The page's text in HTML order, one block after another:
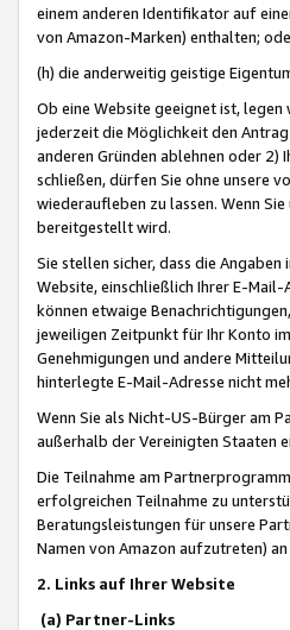
einem anderen Identifikator auf
von Amazon-Marken) enthalten;
(h) die anderweitig geistige
Ob eine Website geeignet ist,
jederzeit die Möglichkeit den
anderen Gründen ablehnen oder 2)
schließen, dürfen Sie ohne unsere
wiederaufleben zu lassen. Wenn
bereitgestellt wird.
Sie stellen sicher, dass die
Website, einschließlich Ihrer E-
können etwaige
jeweiligen Zeitpunkt für Ihr Konto
Genehmigungen und andere
hinterlegte E-Mail-Adresse nicht
Wenn Sie als Nicht-US-Bürger am
außerhalb der Vereinigten Staaten
Die Teilnahme am
erfolgreichen Teilnahme zu
Beratungsleistungen für unsere
Namen von Amazon aufzutreten)
2. Links auf Ihrer Website
(a) Partner-Links